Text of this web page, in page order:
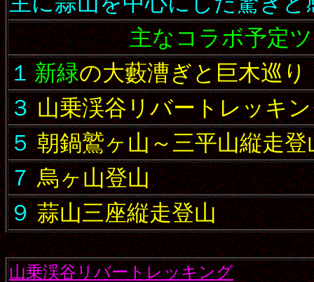
主なコラボ予定
１新緑の大藪漕ぎと巨木巡り
３山乗渓谷リバートレッキ
５朝鍋鷲ヶ山～三平山縦走登
７烏ヶ山登山
９蒜山三座縦走登山
山乗渓谷リバートレッキング